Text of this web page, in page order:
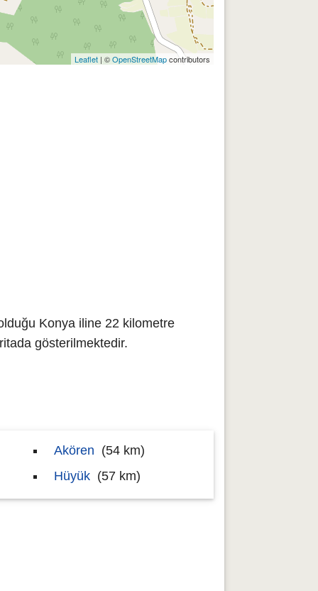
Leaflet | ©OpenStreetMapcontributors
Konya iline 22 kilometre
gösterilmektedir.
Akören (54 km)
Hüyük (57 km)